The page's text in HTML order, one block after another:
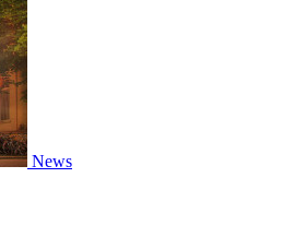
News